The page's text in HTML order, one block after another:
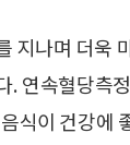
지나며 더욱
연속혈당측
식이 건강에